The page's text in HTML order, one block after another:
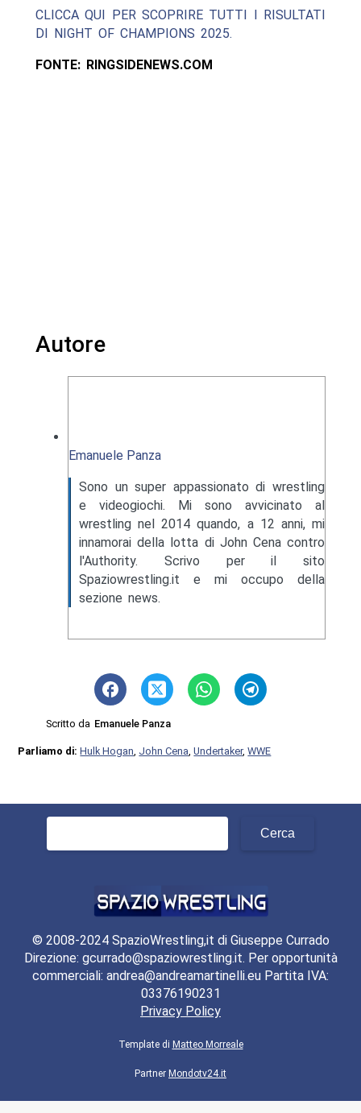
CLICCA QUI PER SCOPRIRE TUTTI I RISULTATI
DI NIGHT OF CHAMPIONS 2025.
FONTE: RINGSIDENEWS.COM
Autore
Emanuele Panza
Sono un super appassionato di wrestling
e videogiochi. Mi sono avvicinato al
wrestling nel 2014 quando, a 12 anni, mi
innamorai della lotta di John Cena contro
l'Authority. Scrivo per il sito
Spaziowrestling.it e mi occupo della
sezione news.
Scritto da Emanuele Panza
Parliamo di:Hulk Hogan John Cena ,Undertaker,WWE
© 2008-2024 SpazioWrestling,it di Giuseppe Currado
Direzione: gcurrado@spaziowrestling.it. Per opportunità
commerciali: andrea@andreamartinelli.eu Partita IVA:
03376190231
Privacy Policy
Template di Matteo Morreale
Partner Mondotv24.it